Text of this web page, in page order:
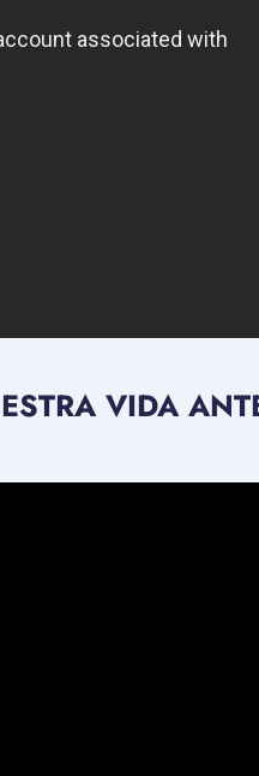
VIDA